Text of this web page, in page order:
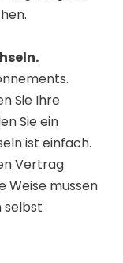
Sie Ihre
Sie ein
ist einfach.
Vertrag
Weise müssen
selbst